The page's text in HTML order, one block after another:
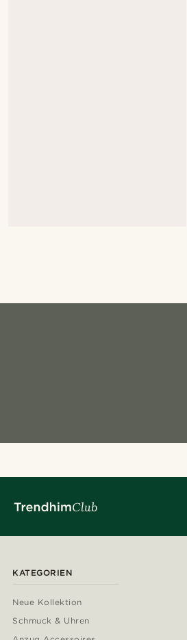
KATEGORIEN
Neue Kollektion
Schmuck & Uhren